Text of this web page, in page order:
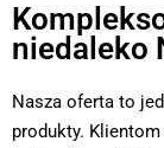
niedaleko
Nasza oferta to
produkty. Klientom